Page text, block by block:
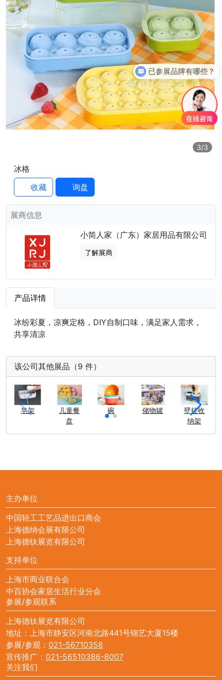
3/3
冰格
收藏
询盘
展商信息
小简人家（广东）家居用品有限公司
了解展商
产品详情
冰纷彩夏，凉爽定格，DIY自制口味，满足家人需求，
共享清凉
该公司其他展品（9 件）
皂架
儿童餐
盘
碗 储物罐
壁挂收
纳架
主办单位
中国轻工工艺品进出口商会
上海德纳会展有限公司
上海德钛展览有限公司
支持单位
上海市商业联合会
中百协会家居生活行业分会
参展/参观联系
上海德钛展览有限公司
地址：上海市静安区河南北路441号锦艺大厦15楼
参展/参观： 021-56710358
宣传推广： 021-56510386-8007
关注我们
已参展品牌有哪些？
你们是怎么收费的呢？